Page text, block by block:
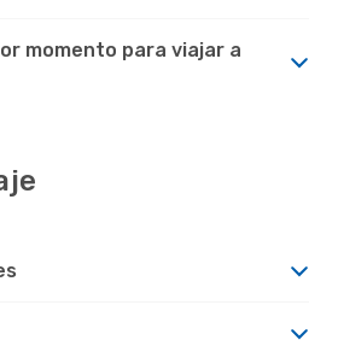
momento para viajar a